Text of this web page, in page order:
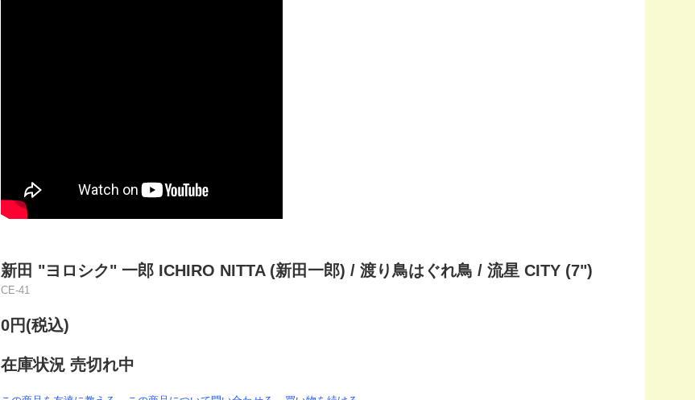
新田 "ヨロシク" 一郎 ICHIRO NITTA (新田一郎) / 渡り鳥はぐれ鳥 / 流星 CITY (7")
CE-41
0円(税込)
在庫状況 売切れ中